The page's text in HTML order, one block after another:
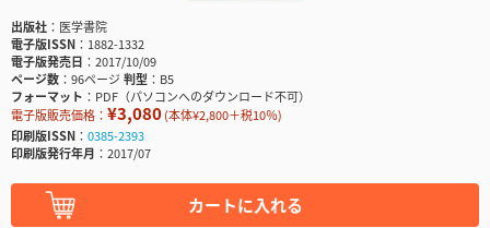
出版社
医学書院
電子版ISSN
1882-1332
電子版発売日
2017/10/09
ページ数
96ページ判型
B5
フォーマット
PDF（パソコンへのダウンロード不可）
電子版販売価格： ¥3,080(本体¥2,800＋税10％)
印刷版ISSN
0385-2393
印刷版発行年月
2017/07
カートに入れる